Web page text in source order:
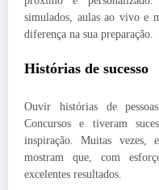
simulados, aulas ao vivo e
diferença na sua preparação.
Histórias de sucesso
Ouvir histórias de
Concursos e tiveram
inspiração. Muitas vezes,
mostram que, com
excelentes resultados.